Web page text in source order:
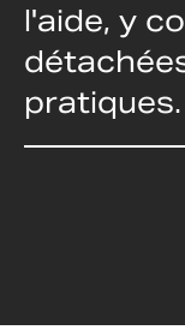
l'aide, y
pratiques.